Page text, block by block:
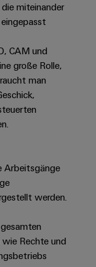
miteinander
CAM und
große Rolle,
man
Arbeitsgänge
werden.
Rechte und